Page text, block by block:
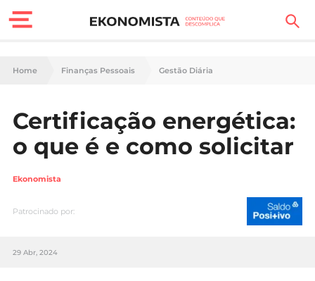
Finanças Pessoais
Carreira
Casa
Home Finanças Pessoais Gestão Diária
Certificação energética:
o que é e como solicitar
Ekonomista
Patrocinado por:
29 Abr, 2024